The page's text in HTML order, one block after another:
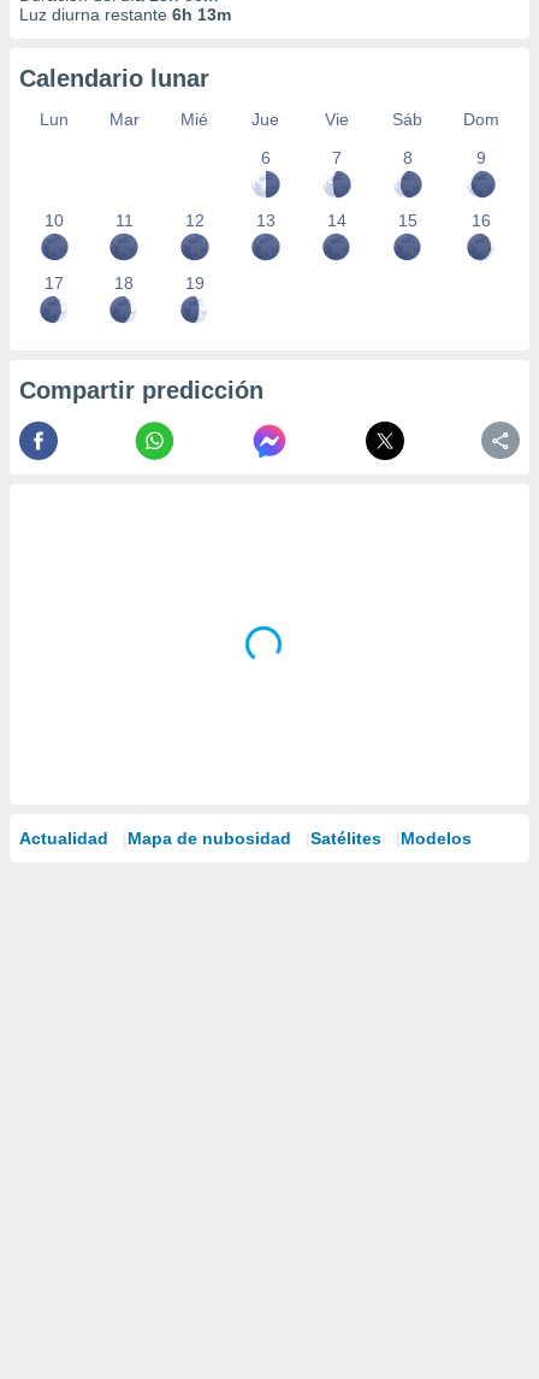
Luz diurna restante 6h 13m
Calendario lunar
Lun Mar Mié Jue Vie Sáb
Dom
6
7 8 9
10 11 12 13 14 15 16
17 18 19
Compartir predicción
Actualidad Mapa de nubosidad Satélites Modelos